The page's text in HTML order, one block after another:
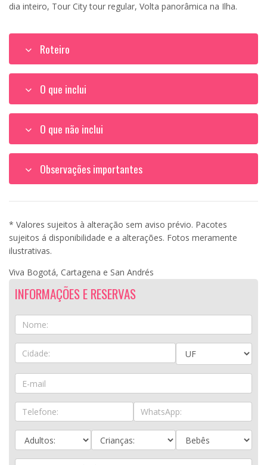
dia inteiro, Tour City tour regular, Volta panorâmica na Ilha.
Roteiro
O que inclui
O que não inclui
Observações importantes
* Valores sujeitos à alteração sem aviso prévio. Pacotes
sujeitos á disponibilidade e a alterações. Fotos meramente
ilustrativas.
Viva Bogotá, Cartagena e San Andrés
INFORMAÇÕES E RESERVAS